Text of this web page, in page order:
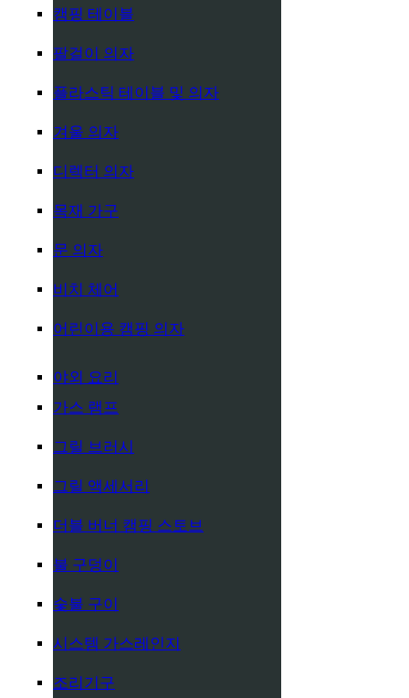
캠핑 테이블
팔걸이 의자
플라스틱 테이블 및 의자
겨울 의자
디렉터 의자
목재 가구
문 의자
비치 체어
어린이용 캠핑 의자
야외 요리
가스 램프
그릴 브러시
그릴 액세서리
더블 버너 캠핑 스토브
불 구덩이
숯불 구이
시스템 가스레인지
조리기구